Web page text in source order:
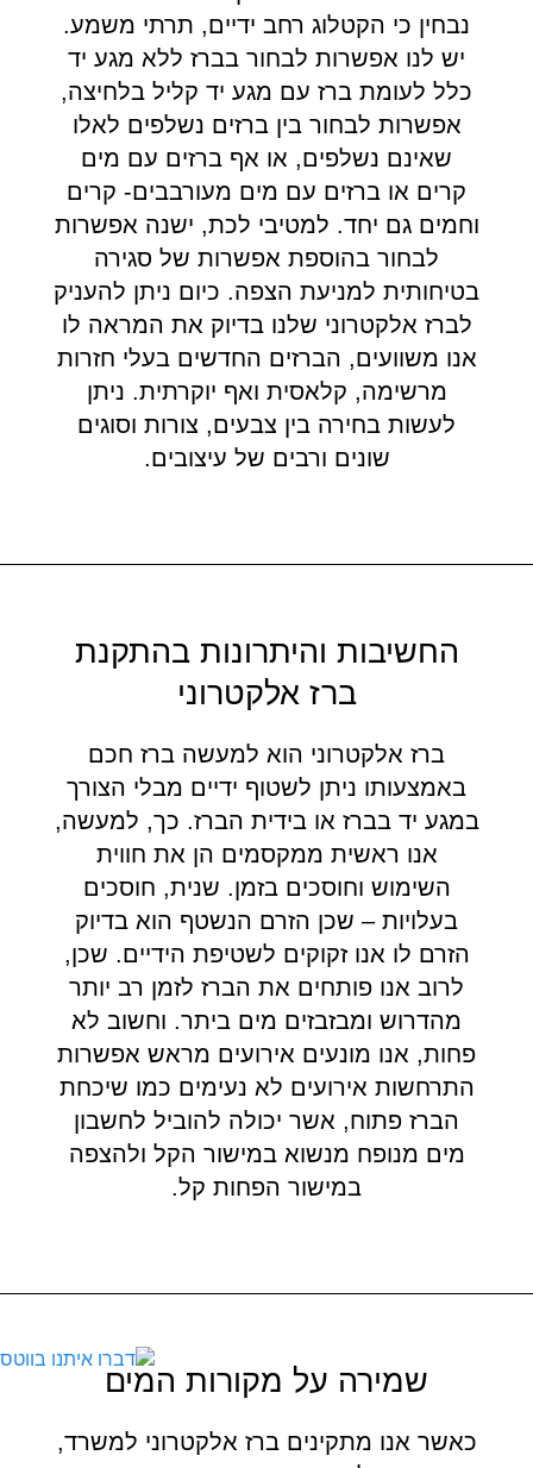
נבחין כי הקטלוג רחב ידיים, תרתי משמע.
יש לנו אפשרות לבחור בברז ללא מגע יד
כלל לעומת ברז עם מגע יד קליל בלחיצה,
אפשרות לבחור בין ברזים נשלפים לאלו
שאינם נשלפים, או אף ברזים עם מים
קרים או ברזים עם מים מעורבבים- קרים
וחמים גם יחד. למטיבי לכת, ישנה אפשרות
לבחור בהוספת אפשרות של סגירה
בטיחותית למניעת הצפה. כיום ניתן להעניק
לברז אלקטרוני שלנו בדיוק את המראה לו
אנו משוועים, הברזים החדשים בעלי חזרות
מרשימה, קלאסית ואף יוקרתית. ניתן
לעשות בחירה בין צבעים, צורות וסוגים
שונים ורבים של עיצובים.
החשיבות והיתרונות בהתקנת
ברז אלקטרוני
ברז אלקטרוני הוא למעשה ברז חכם
באמצעותו ניתן לשטוף ידיים מבלי הצורך
במגע יד בברז או בידית הברז. כך, למעשה,
אנו ראשית ממקסמים הן את חווית
השימוש וחוסכים בזמן. שנית, חוסכים
בעלויות – שכן הזרם הנשטף הוא בדיוק
הזרם לו אנו זקוקים לשטיפת הידיים. שכן,
לרוב אנו פותחים את הברז לזמן רב יותר
מהדרוש ומבזבזים מים ביתר. וחשוב לא
פחות, אנו מונעים אירועים מראש אפשרות
התרחשות אירועים לא נעימים כמו שיכחת
הברז פתוח, אשר יכולה להוביל לחשבון
מים מנופח מנשוא במישור הקל ולהצפה
במישור הפחות קל.
שמירה על מקורות המים
כאשר אנו מתקינים ברז אלקטרוני למשרד,